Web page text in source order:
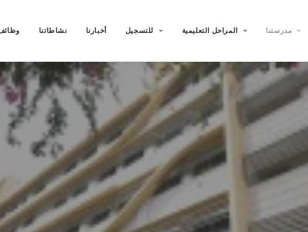
نشاطاتنا أخبارنا للتسجيل المراحل التعليمية مدرستنا